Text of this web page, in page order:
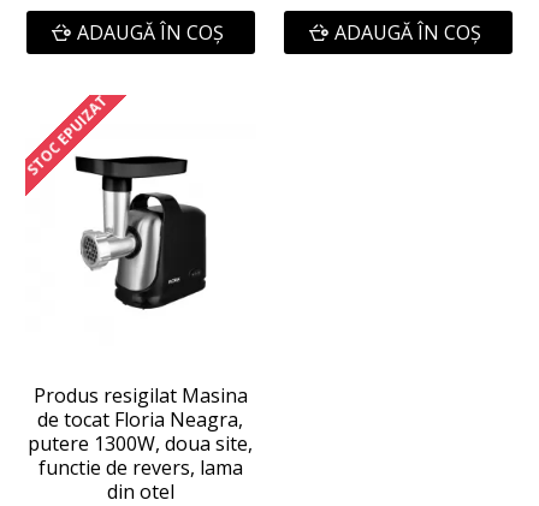
ADAUGĂ ÎN COŞ ADAUGĂ ÎN COŞ
STOC EPUIZAT
Produs resigilat Masina
de tocat Floria Neagra,
putere 1300W, doua site,
functie de revers, lama
din otel